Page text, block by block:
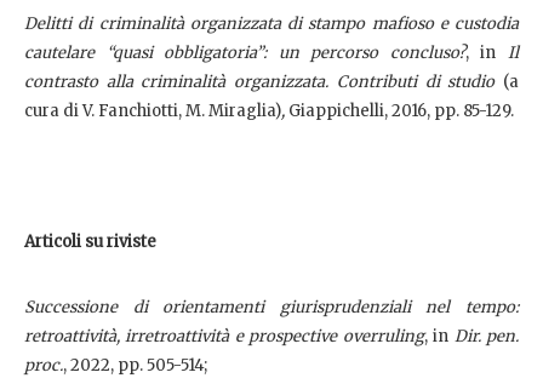
Delitti di criminalità organizzata distampo mafioso e custodia
cautelare “quasi obbligatoria”: un percorso concluso?, in Il
contrasto alla criminalità organizzata. Contributi di studio (a
cura di V. Fanchiotti, M. Miraglia), Giappichelli, 2016, pp. 85-129.
Articoli su riviste
Successione di orientamenti giurisprudenziali nel tempo:
retroattività, irretroattività e prospective overruling, in Dir. pen.
proc., 2022, pp. 505-514;